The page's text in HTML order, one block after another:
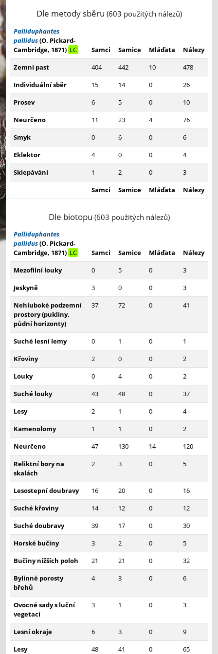
Dle metody sběru (603 použitých nálezů)
Palliduphantes
pallidus(O. Pickard-
Cambridge, 1871) LC Samci Samice Mláďata
Nálezy
Zemní past
404 442 10
478
Individuální sběr
15 14 0
26
Prosev
6 5 0
10
Neurčeno
11 23 4
76
Smyk
0 6 0
6
Eklektor
4 0 0
4
Sklepávání
1 2 0
3
Samci
Samice Mláďata Nálezy
Dle biotopu (603 použitých nálezů)
Palliduphantes
pallidus(O. Pickard-
Cambridge, 1871) LC Samci Samice Mláďata
Nálezy
Mezofilní louky
0 5 0
3
Jeskyně
3 0 0
3
Nehluboké podzemní
prostory (pukliny,
půdní horizonty)
37 72 0 41
Suché lesní lemy 0 1 0
1
Křoviny
2 0 0
2
Louky
0 4 0
2
Suché louky
43 48 0
37
Lesy
2 1 0
4
Kamenolomy
1 1 0
2
Neurčeno
47 130 14
120
Reliktní bory na
skalách
2 3 0 5
Lesostepní doubravy 16 20 0
16
Suché křoviny
14 12 0
12
Suché doubravy
39 17 0
30
Horské bučiny
3 2 0
5
Bučiny nižších poloh
21 21 0
32
Bylinné porosty
břehů
4 3 0 6
Ovocné sady s luční
vegetací
3 1 0 3
Lesní okraje 6 3 0
9
Lesy
48 41 0 65